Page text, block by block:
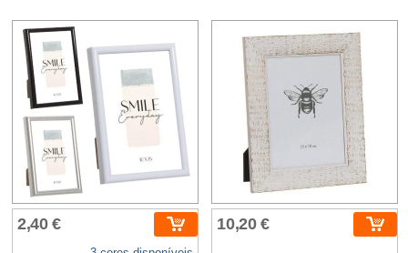
2,40 € 10,20 €